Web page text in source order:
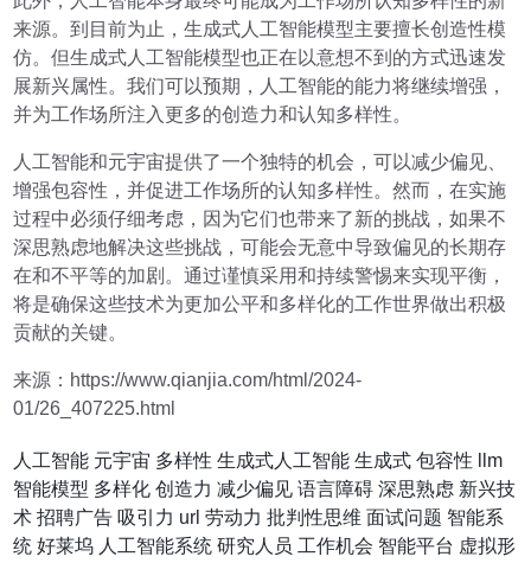
来源。到目前为止，生成式人工智能模型主要擅长创造性模
仿。但生成式人工智能模型也正在以意想不到的方式迅速发
展新兴属性。我们可以预期，人工智能的能力将继续增强，
并为工作场所注入更多的创造力和认知多样性。
人工智能和元宇宙提供了一个独特的机会，可以减少偏见、
增强包容性，并促进工作场所的认知多样性。然而，在实施
过程中必须仔细考虑，因为它们也带来了新的挑战，如果不
深思熟虑地解决这些挑战，可能会无意中导致偏见的长期存
在和不平等的加剧。通过谨慎采用和持续警惕来实现平衡，
将是确保这些技术为更加公平和多样化的工作世界做出积极
贡献的关键。
来源：https://www.qianjia.com/html/2024-
01/26_407225.html
人工智能 元宇宙 多样性 生成式人工智能 生成式 包容性
llm
智能模型 多样化 创造力 减少偏见 语言障碍 深思熟虑 新兴技
术 招聘广告 吸引力 url 劳动力 批判性思维 面试问题 智能系
统 好莱坞 人工智能系统 研究人员 工作机会 智能平台 虚拟形